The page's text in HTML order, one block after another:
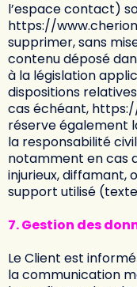
l’espace contact)
https://
supprimer, sans
contenu déposé
à la législation
dispositions
cas échéant,
réserve également
la responsabilité
notamment en cas
injurieux, diffamant,
support utilisé
7. Gestion des
Le Client est
la communication